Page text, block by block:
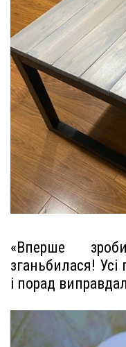
«Вперше
зганьбилася! Усі
і порад